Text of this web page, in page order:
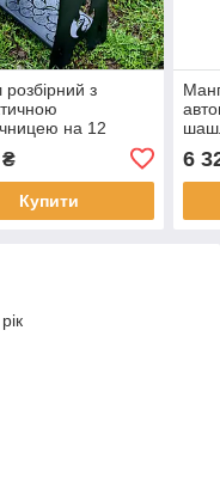
з
на 12
Купити
6